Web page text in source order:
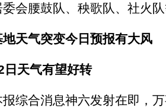
会腰鼓队、秧歌队、社火
地天气突变今日预报有大风
日天气有望好转
合消息神六发射在即，万